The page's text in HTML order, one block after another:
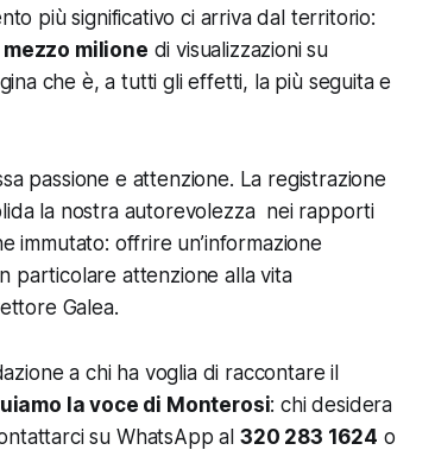
più significativo ci arriva dal territorio:
mezzo milione di visualizzazioni su
che è, a tutti gli effetti, la più seguita e
passione e attenzione. La registrazione
la nostra autorevolezza nei rapporti
immutato: offrire un’informazione
particolare attenzione alla vita
Galea.
a chi ha voglia di raccontare il
la voce di Monterosi: chi desidera
su WhatsApp al 320 283 1624 o